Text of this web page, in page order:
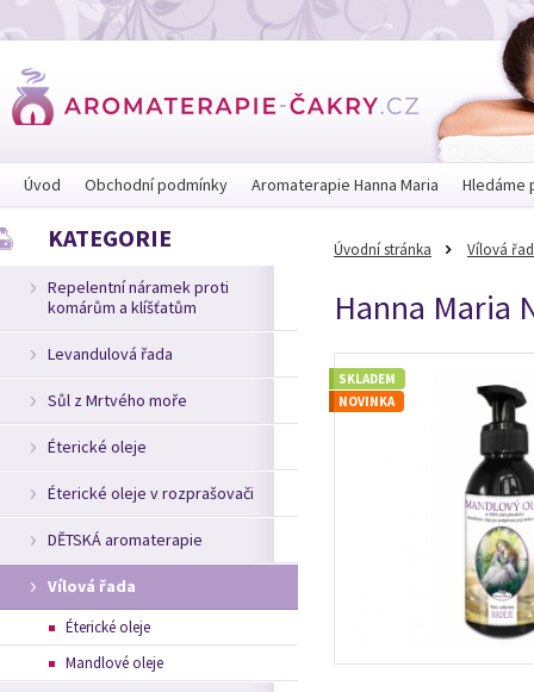
Úvodní stránka Vílová
Hanna Maria
SKLADEM
NOVINKA
KATEGORIE
Repelentní náramek proti
komárům a klíšťatům
Levandulová řada
Sůl z Mrtvého moře
Éterické oleje
Éterické oleje v rozprašovači
DĚTSKÁ aromaterapie
Vílová řada
Éterické oleje
Mandlové oleje
Úvod Obchodní podmínky Aromaterapie Hanna Maria Hledáme